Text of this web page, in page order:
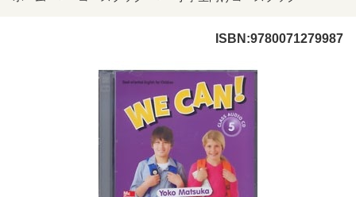
ISBN:9780071279987